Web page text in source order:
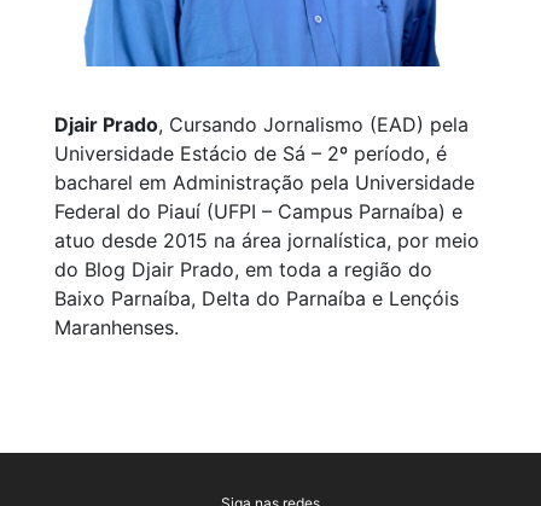
Djair Prado, Cursando Jornalismo (EAD) pela
Universidade Estácio de Sá – 2º período, é
bacharel em Administração pela Universidade
Federal do Piauí (UFPI – Campus Parnaíba) e
atuo desde 2015 na área jornalística, por meio
do Blog Djair Prado, em toda a região do
Baixo Parnaíba, Delta do Parnaíba e Lençóis
Maranhenses.